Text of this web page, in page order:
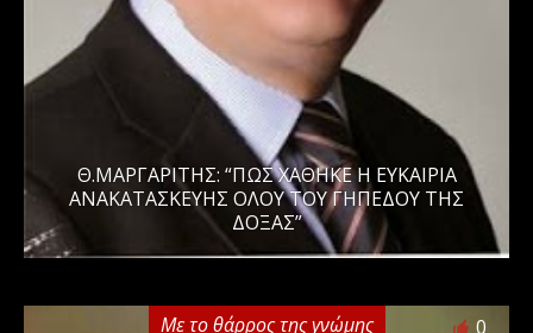
Θ.ΜΑΡΓΑΡΙΤΗΣ: “ΠΩΣ ΧΑΘΗΚΕ Η ΕΥΚΑΙΡΙΑ
ΑΝΑΚΑΤΑΣΚΕΥΗΣ ΟΛΟΥ ΤΟΥ ΓΗΠΕΔΟΥ ΤΗΣ
ΔΟΞΑΣ”
Με το θάρρος της γνώμης 0